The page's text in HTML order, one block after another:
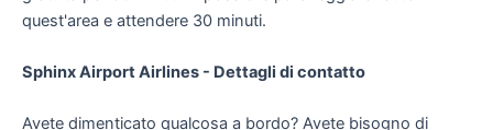
quest'area e attendere 30 minuti.
Sphinx Airport Airlines - Dettagli di contatto
Avete dimenticato qualcosa a bordo? Avete bisogno di